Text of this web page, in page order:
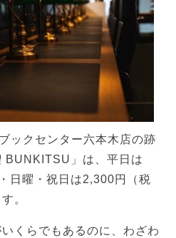
ックセンター六本木店の跡
BUNKITSU」は、平日は
日曜・祝日は2,300円（税
。
くらでもあるのに、わざわ